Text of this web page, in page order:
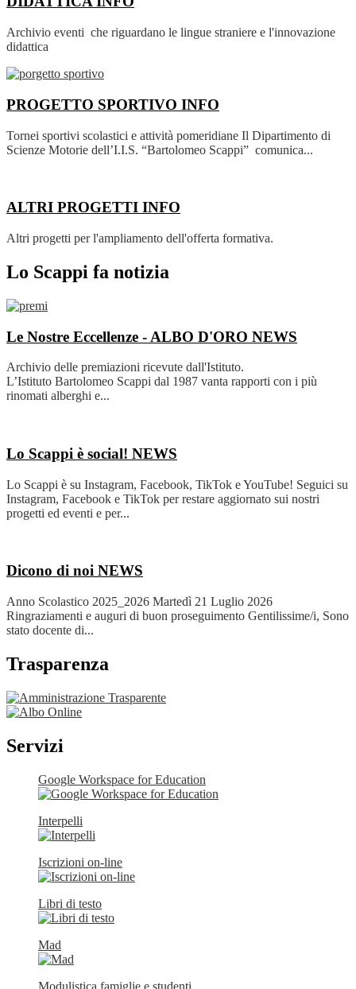
Archivio eventi che riguardano le lingue straniere e l'innovazione
didattica
PROGETTO SPORTIVO INFO
Tornei sportivi scolastici e attività pomeridiane Il Dipartimento di
Scienze Motorie dell’I.I.S. “Bartolomeo Scappi” comunica...
ALTRI PROGETTI INFO
Altri progetti per l'ampliamento dell'offerta formativa.
Lo Scappi fa notizia
Le Nostre Eccellenze - ALBO D'ORO NEWS
Archivio delle premiazioni ricevute dall'Istituto.
L’Istituto Bartolomeo Scappi dal 1987 vanta rapporti con i più
rinomati alberghi e...
Lo Scappi è social! NEWS
Lo Scappi è su Instagram, Facebook, TikTok e YouTube! Seguici su
Instagram, Facebook e TikTok per restare aggiornato sui nostri
progetti ed eventi e per...
Dicono di noi NEWS
Anno Scolastico 2025_2026 Martedì 21 Luglio 2026
Ringraziamenti e auguri di buon proseguimento Gentilissime/i, Sono
stato docente di...
Trasparenza
Servizi
Google Workspace for Education
Interpelli
Iscrizioni on-line
Libri di testo
Mad
Modulistica famiglie e studenti